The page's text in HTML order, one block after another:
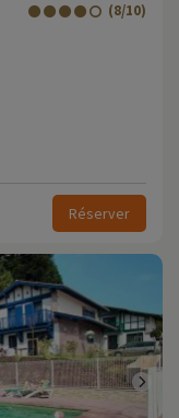
(8/10)
Réserver